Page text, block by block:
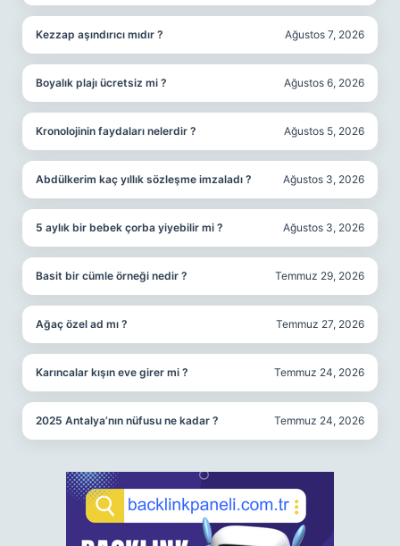
Kezzap aşındırıcı mıdır ? Ağustos 7, 2026
Boyalık plajı ücretsiz mi ? Ağustos 6, 2026
Kronolojinin faydaları nelerdir ? Ağustos 5, 2026
Abdülkerim kaç yıllık sözleşme imzaladı ? Ağustos 3, 2026
5 aylık bir bebek çorba yiyebilir mi ? Ağustos 3, 2026
Basit bir cümle örneği nedir ? Temmuz 29, 2026
Ağaç özel ad mı ? Temmuz 27, 2026
Karıncalar kışın eve girer mi ? Temmuz 24, 2026
2025 Antalya’nın nüfusu ne kadar ? Temmuz 24, 2026